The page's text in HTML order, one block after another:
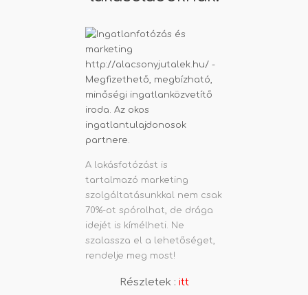
A lakásfotózást is
tartalmazó marketing
szolgáltatásunkkal nem csak
70%-ot spórolhat, de drága
idejét is kímélheti. Ne
szalassza el a lehetőséget,
rendelje meg most!
Részletek : itt